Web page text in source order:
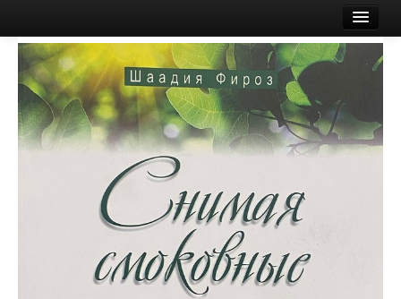
Esileht
Ostukorv
E-pood
Poest
Logi sisse või registreeru